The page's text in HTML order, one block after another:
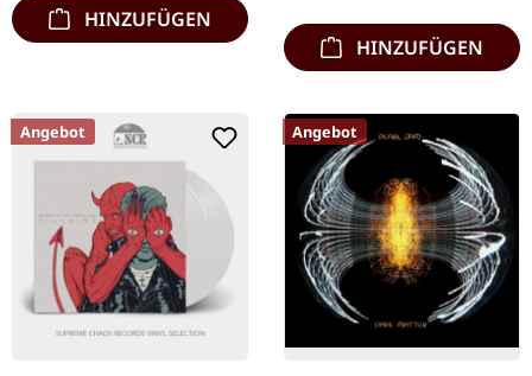
HINZUFÜGEN
HINZUFÜGEN
Angebot Angebot